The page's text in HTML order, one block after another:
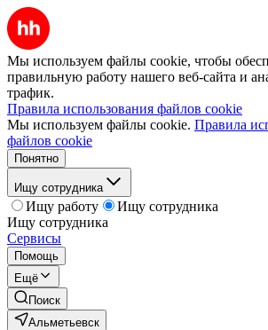
Мы используем файлы cookie, чтобы
правильную работу нашего веб-сайта и
трафик.
Правила использования файлов cookie
Мы используем файлы cookie. Правила
файлов cookie
Понятно
Ищу сотрудника
Ищу работу
Ищу сотрудника
Ищу сотрудника
Сервисы
Помощь
Ещё
Поиск
Альметьевск